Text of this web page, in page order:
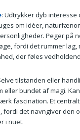
: Udtrykker dyb interesse
om idéer,
Peger på
fordi det rummer lag,
der føles
tilstanden eller
eller bundet af magi.
fascination. Et
fordi det navngiver den
i nuet.